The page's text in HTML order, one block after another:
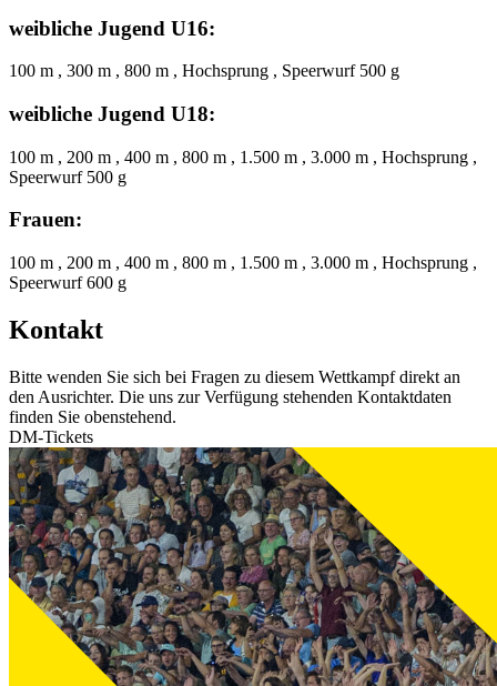
weibliche Jugend U16:
100 m , 300 m , 800 m , Hochsprung , Speerwurf 500 g
weibliche Jugend U18:
100 m , 200 m , 400 m , 800 m , 1.500 m , 3.000 m , Hochsprung ,
Speerwurf 500 g
Frauen:
100 m , 200 m , 400 m , 800 m , 1.500 m , 3.000 m , Hochsprung ,
Speerwurf 600 g
Kontakt
Bitte wenden Sie sich bei Fragen zu diesem Wettkampf direkt an
den Ausrichter. Die uns zur Verfügung stehenden Kontaktdaten
finden Sie obenstehend.
DM-Tickets